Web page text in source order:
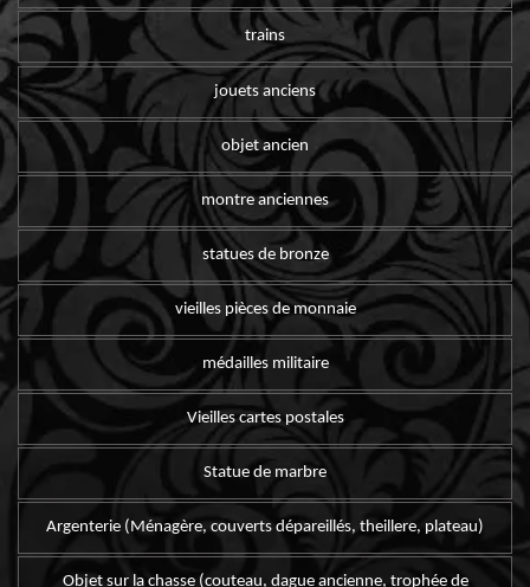
trains
jouets anciens
objet ancien
montre anciennes
statues de bronze
vieilles pièces de monnaie
médailles militaire
Vieilles cartes postales
Statue de marbre
Argenterie (Ménagère, couverts dépareillés, theillere, plateau)
Objet sur la chasse (couteau, dague ancienne, trophée de